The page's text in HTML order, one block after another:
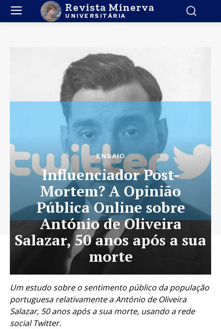
Revista Minerva
UNIVERSITÁRIA
ENSAIO
Influenciador Post-
Mortem? A Opinião
Pública Online sobre
António de Oliveira
Salazar, 50 anos após a sua
morte
Um estudo sobre o sentimento público da população
portuguesa relativamente a António de Oliveira
Salazar, 50 anos após a sua morte, usando a rede
social Twitter.